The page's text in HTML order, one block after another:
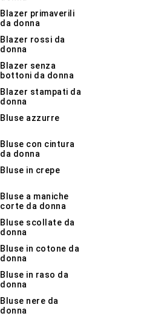
Blazer primaverili
da donna
Blazer rossi da
donna
Blazer senza
bottoni da donna
Blazer stampati da
donna
Bluse azzurre
Bluse con cintura
da donna
Bluse in crepe
Bluse a maniche
corte da donna
Bluse scollate da
donna
Bluse in cotone da
donna
Bluse in raso da
donna
Bluse nere da
donna